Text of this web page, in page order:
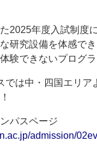
2025年度入試制度
研究設備を体感で
験できないプログ
では中・四国エリ
パスページ
admission/